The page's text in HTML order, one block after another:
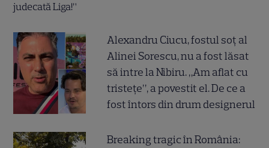
Alexandru Ciucu, fostul soț al
Alinei Sorescu, nu a fost lăsat
să intre la Nibiru. „Am aflat cu
tristețe”, a povestit el. De ce a
fost întors din drum designerul
Breaking tragic în România: